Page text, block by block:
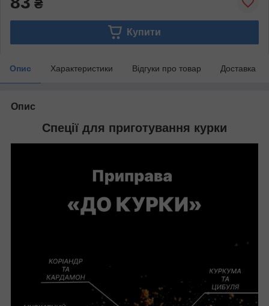
₴
Купити
Опис Характеристики Відгуки про товар Доставка
Опис
Спеції для приготування курки